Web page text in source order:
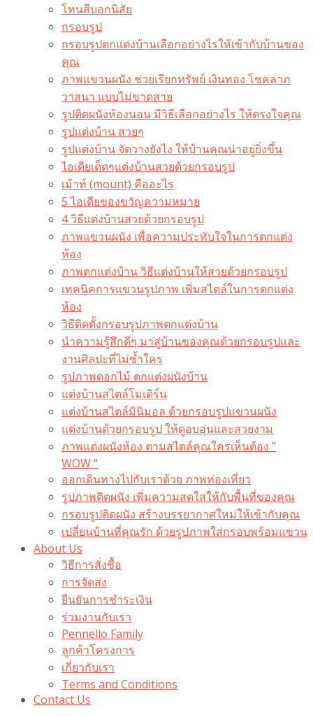
โทนสีบอกนิสัย
กรอบรูป
กรอบรูปตกแต่งบ้านเลือกอย่างไรให้เข้ากับบ้านของ
คุณ
ภาพแขวนผนัง ช่วยเรียกทรัพย์ เงินทอง โชคลาภ
วาสนา แบบไม่ขาดสาย
รูปติดผนังห้องนอน มีวิธีเลือกอย่างไร ให้ตรงใจคุณ
รูปแต่งบ้าน สวยๆ
รูปแต่งบ้าน จัดวางยังไง ให้บ้านคุณน่าอยู่ยิ่งขึ้น
ไอเดียเด็ดๆแต่งบ้านสวยด้วยกรอบรูป
เม้าท์ (mount) คืออะไร​
5 ไอเดียของขวัญความหมาย
4 วิธีแต่งบ้านสวยด้วยกรอบรูป
ภาพแขวนผนัง เพื่อความประทับใจในการตกแต่ง
ห้อง
ภาพตกแต่งบ้าน วิธีแต่งบ้านให้สวยด้วยกรอบรูป
เทคนิคการแขวนรูปภาพ เพิ่มสไตล์ในการตกแต่ง
ห้อง
วิธีติดตั้งกรอบรูปภาพตกแต่งบ้าน
นำความรู้สึกดีๆ มาสู่บ้านของคุณด้วยกรอบรูปและ
งานศิลปะที่ไม่ซ้ำใคร
รูปภาพดอกไม้ ตกแต่งผนังบ้าน
แต่งบ้านสไตล์โมเดิร์น
แต่งบ้านสไตล์มินิมอล ด้วยกรอบรูปแขวนผนัง
แต่งบ้านด้วยกรอบรูป ให้ดูอบอุ่นและสวยงาม
ภาพแต่งผนังห้อง ตามสไตล์คุณใครเห็นต้อง ”
WOW “
ออกเดินทางไปกับเราด้วย ภาพท่องเที่ยว
รูปภาพติดผนัง เพิ่มความสดใสให้กับพื้นที่ของคุณ
กรอบรูปติดผนัง สร้างบรรยากาศใหม่ให้เข้ากับคุณ
เปลี่ยนบ้านที่คุณรัก ด้วยรูปภาพใส่กรอบพร้อมแขวน​
About Us
วิธีการสั่งซื้อ
การจัดส่ง
ยืนยันการชำระเงิน
ร่วมงานกับเรา
Pennello Family
ลูกค้าโครงการ
เกี่ยวกับเรา
Terms and Conditions
Contact Us